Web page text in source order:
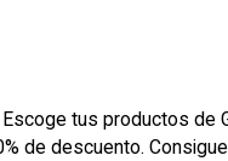
tus productos de
de descuento.